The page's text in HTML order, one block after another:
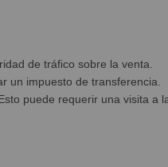
de tráfico sobre la venta.
un impuesto de transferencia.
puede requerir una visita a